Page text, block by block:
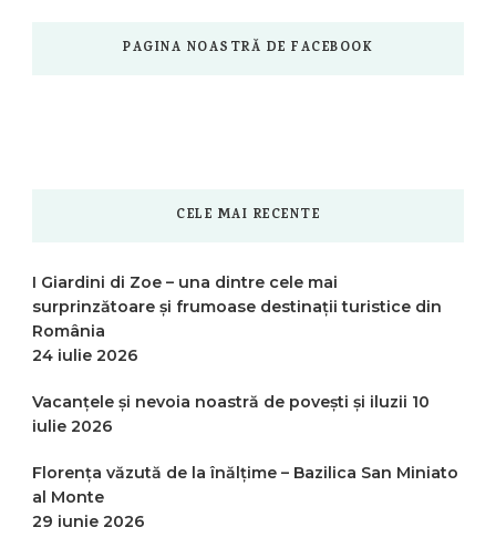
PAGINA NOASTRĂ DE FACEBOOK
CELE MAI RECENTE
I Giardini di Zoe – una dintre cele mai
surprinzătoare și frumoase destinații turistice din
România
24 iulie 2026
Vacanțele și nevoia noastră de povești și iluzii 10
iulie 2026
Florența văzută de la înălțime – Bazilica San Miniato
al Monte
29 iunie 2026